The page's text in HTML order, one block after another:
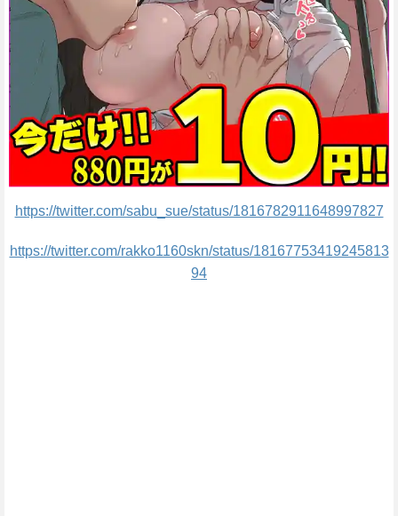
https://twitter.com/sabu_sue/status/1816782911648997827
https://twitter.com/rakko1160skn/status/18167753419245813
94